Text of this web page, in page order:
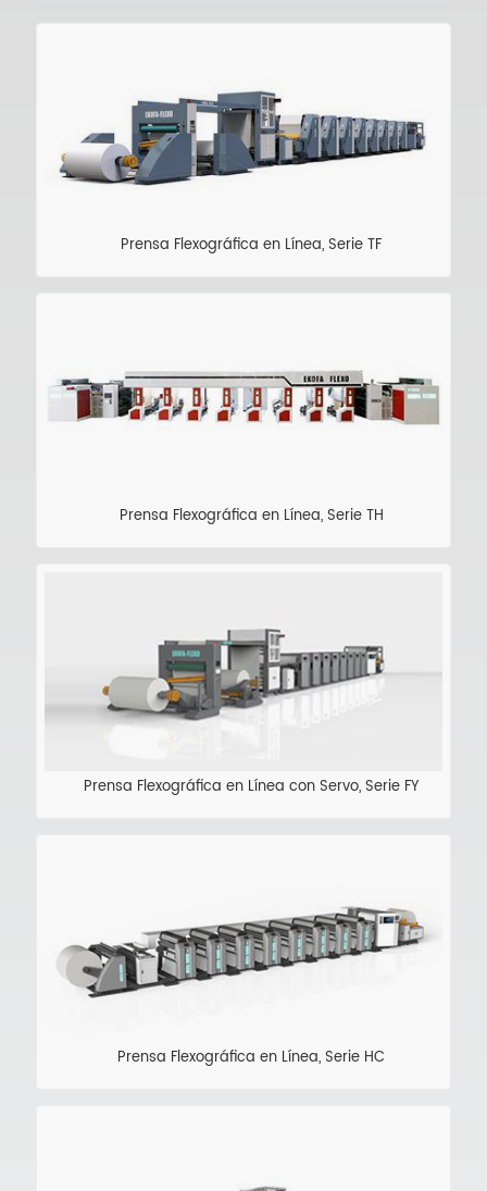
Prensa Flexográfica en Línea, Serie TF
Prensa Flexográfica en Línea, Serie TH
Prensa Flexográfica en Línea con Servo, Serie FY
Prensa Flexográfica en Línea, Serie HC